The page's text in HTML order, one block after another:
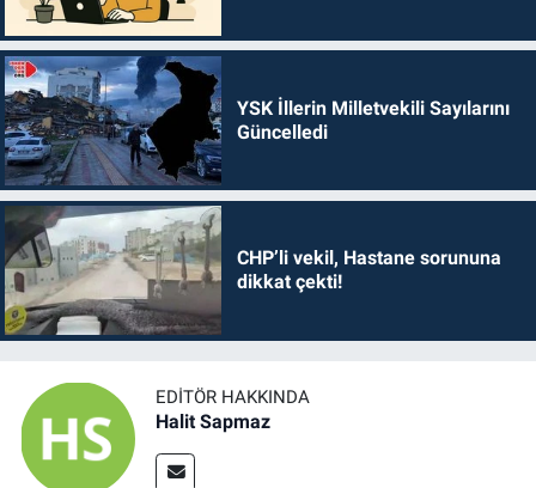
YSK İllerin Milletvekili Sayılarını
Güncelledi
CHP’li vekil, Hastane sorununa
dikkat çekti!
EDITÖR HAKKINDA
Halit Sapmaz